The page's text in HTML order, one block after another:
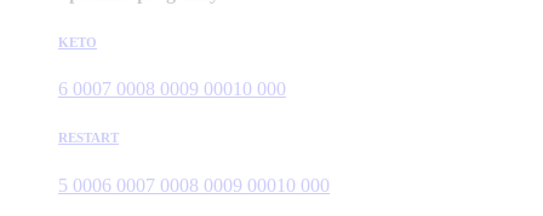
KETO
6 0007 0008 0009 00010 000
RESTART
5 0006 0007 0008 0009 00010 000